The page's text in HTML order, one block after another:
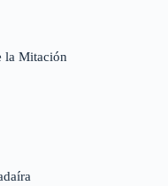
la Mitación